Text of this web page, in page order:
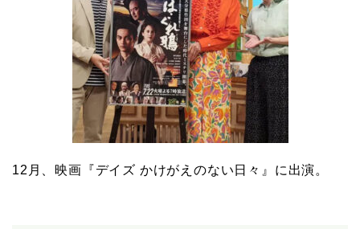
12月、映画『デイズ かけがえのない日々』に出演。